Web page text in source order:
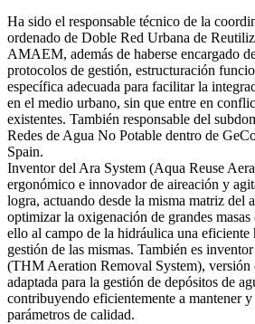
Ha sido el responsable técnico de la
ordenado de Doble Red Urbana de
AMAEM, además de haberse encargado
protocolos de gestión, estructuración
específica adecuada para facilitar la
en el medio urbano, sin que entre en
existentes. También responsable del
Redes de Agua No Potable dentro de
Spain.
Inventor del Ara System (Aqua Reuse
ergonómico e innovador de aireación y
logra, actuando desde la misma matriz del
optimizar la oxigenación de grandes
ello al campo de la hidráulica una eficiente
gestión de las mismas. También es
(THM Aeration Removal System),
adaptada para la gestión de depósitos de
contribuyendo eficientemente a mantener
parámetros de calidad.